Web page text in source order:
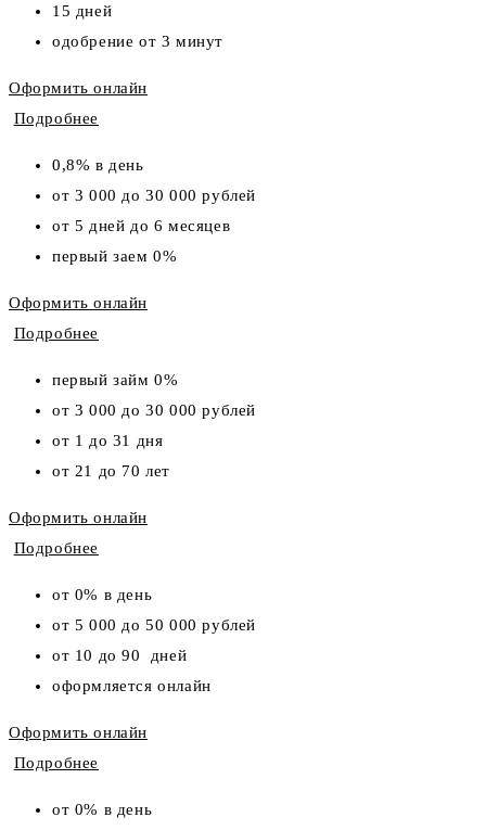
15 дней
одобрение от 3 минут
Оформить онлайн
Подробнее
0,8% в день
от 3 000 до 30 000 рублей
от 5 дней до 6 месяцев
первый заем 0%
Оформить онлайн
Подробнее
первый займ 0%
от 3 000 до 30 000 рублей
от 1 до 31 дня
от 21 до 70 лет
Оформить онлайн
Подробнее
от 0% в день
от 5 000 до 50 000 рублей
от 10 до 90 дней
оформляется онлайн
Оформить онлайн
Подробнее
от 0% в день